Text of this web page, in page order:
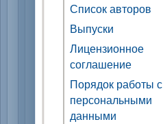
Список авторов
Выпуски
Лицензионное
соглашение
Порядок работы с
персональными
данными